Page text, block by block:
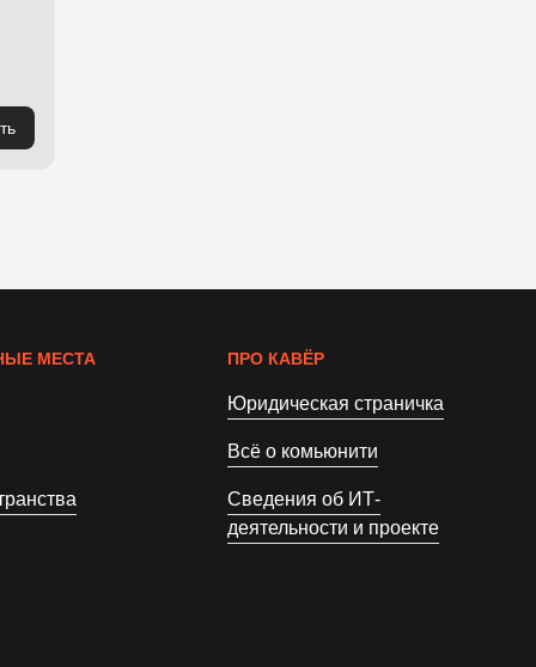
МЕСТА ПРО КАВЁР
Юридическая страничка
Всё о комьюнити
Сведения об ИТ-
деятельности и проекте